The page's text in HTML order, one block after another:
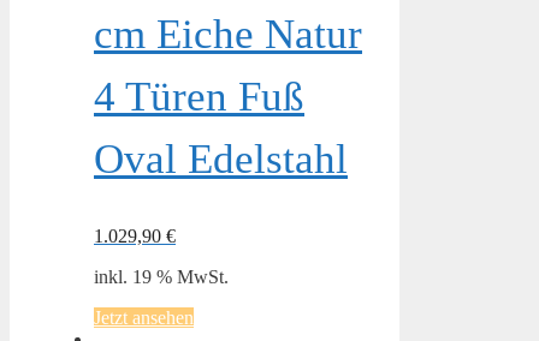
cm Eiche Natur
4 Türen Fuß
Oval Edelstahl
1.029,90 €
inkl. 19 % MwSt.
Jetzt ansehen